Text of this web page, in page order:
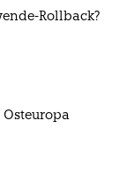
Rollback?